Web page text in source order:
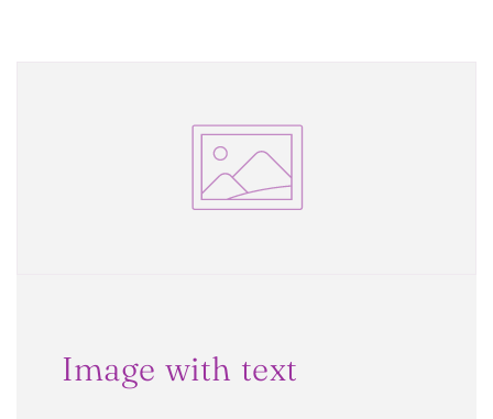
Image with text